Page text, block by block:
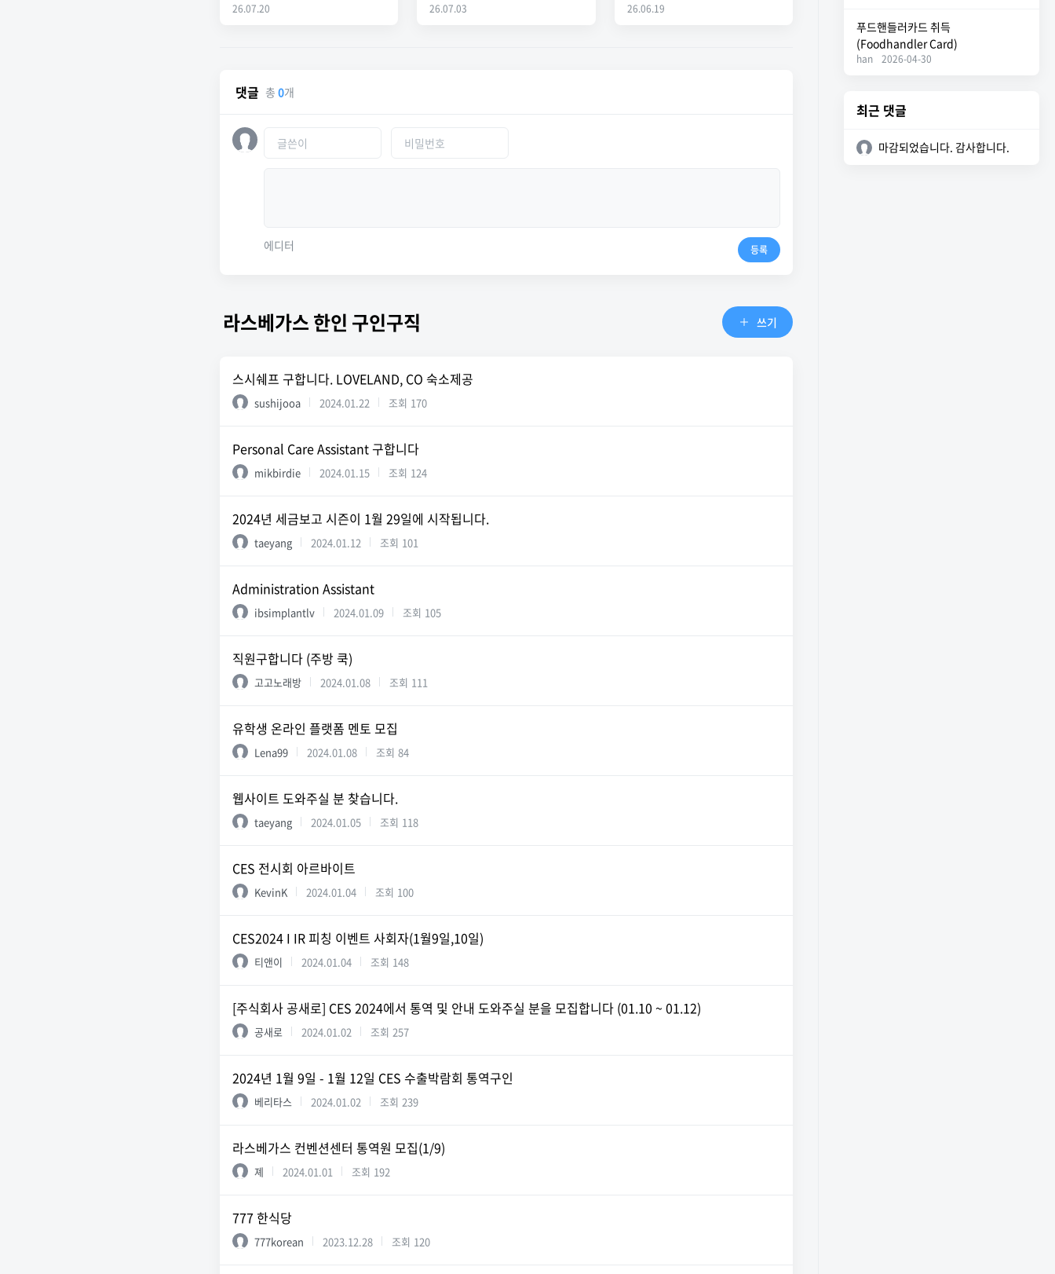
26.07.20 26.07.03 26.06.19
댓글 총 0개
에디터 등록
라스베가스 한인 구인구직 쓰기
스시쉐프 구합니다. LOVELAND, CO 숙소제공
sushijooa 2024.01.22 조회 170
Personal Care Assistant 구합니다
mikbirdie 2024.01.15 조회 124
2024년 세금보고 시즌이 1월 29일에 시작됩니다.
taeyang 2024.01.12 조회 101
Administration Assistant
ibsimplantlv 2024.01.09 조회 105
직원구합니다 (주방 쿡)
고고노래방 2024.01.08 조회 111
유학생 온라인 플랫폼 멘토 모집
Lena99 2024.01.08 조회 84
웹사이트 도와주실 분 찾습니다.
taeyang 2024.01.05 조회 118
CES 전시회 아르바이트
KevinK 2024.01.04 조회 100
CES2024 I IR 피칭 이벤트 사회자(1월9일,10일)
티앤이 2024.01.04 조회 148
[주식회사 공새로] CES 2024에서 통역 및 안내 도와주실 분을 모집합니다 (01.10 ~ 01.12)
공새로 2024.01.02 조회 257
2024년 1월 9일 - 1월 12일 CES 수출박람회 통역구인
베리타스 2024.01.02 조회 239
라스베가스 컨벤션센터 통역원 모집(1/9)
졔 2024.01.01 조회 192
777 한식당
777korean 2023.12.28 조회 120
푸드핸들러카드 취득
(Foodhandler Card)
han 2026-04-30
최근 댓글
마감되었습니다. 감사합니다.